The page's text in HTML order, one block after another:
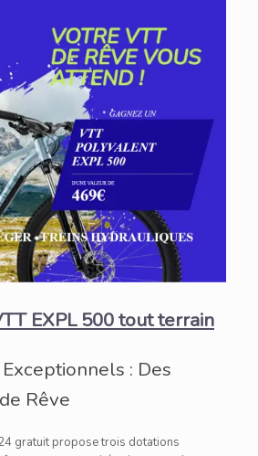
EXPL 500 tout terrain
: Des
Rêve
gratuit propose trois dotations